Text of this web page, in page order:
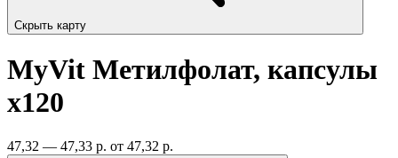
Скрыть карту
MyVit Метилфолат, капсулы
x120
47,32 — 47,33 р. от 47,32 р.